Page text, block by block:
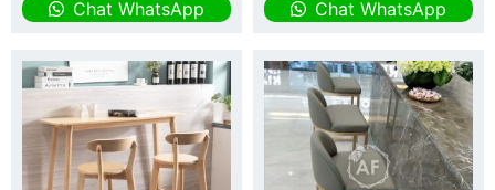
Chat WhatsApp Chat WhatsApp